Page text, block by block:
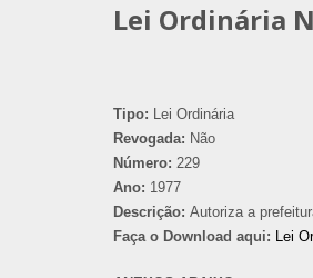
Lei Ordinária
Tipo: Lei Ordinária
Revogada: Não
Número: 229
Ano: 1977
Descrição: Autoriza a
Faça o Download aqui: Lei